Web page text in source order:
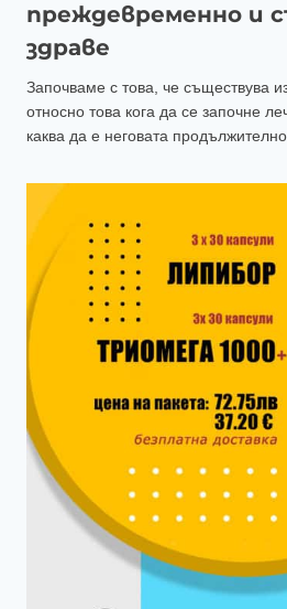
преждевременно и
здраве
Започваме с това, че съществува
относно това кога да се започне
каква да е неговата